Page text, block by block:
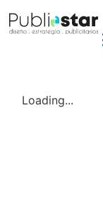
Loading...